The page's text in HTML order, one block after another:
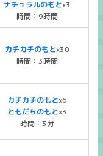
ナチュラルのもとx3
時間：9時間
カチカチのもとx30
時間：3時間
カチカチのもとx6
ともだちのもとx3
時間：3分